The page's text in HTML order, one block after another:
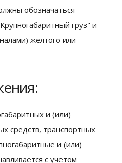
обозначаться
груз" и
желтого или
и (или)
средств, транспортных
и (или)
с учетом